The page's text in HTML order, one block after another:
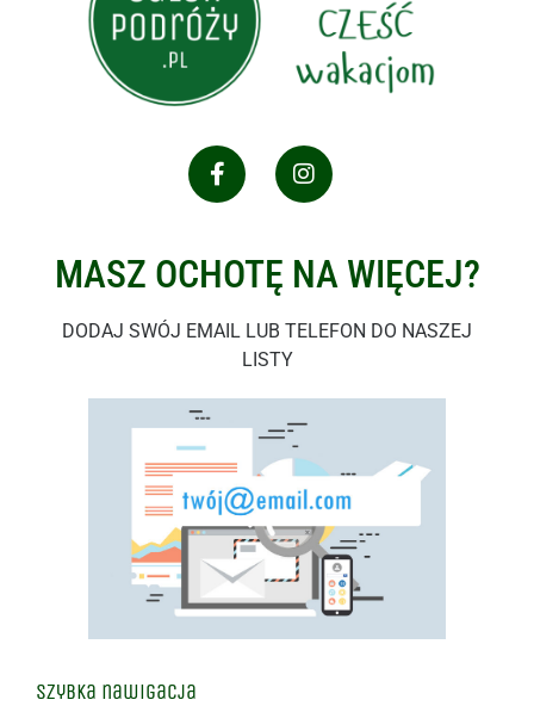
MASZ OCHOTĘ NA WIĘCEJ?
DODAJ SWÓJ EMAIL LUB TELEFON DO NASZEJ
LISTY
Szybka nawigacja